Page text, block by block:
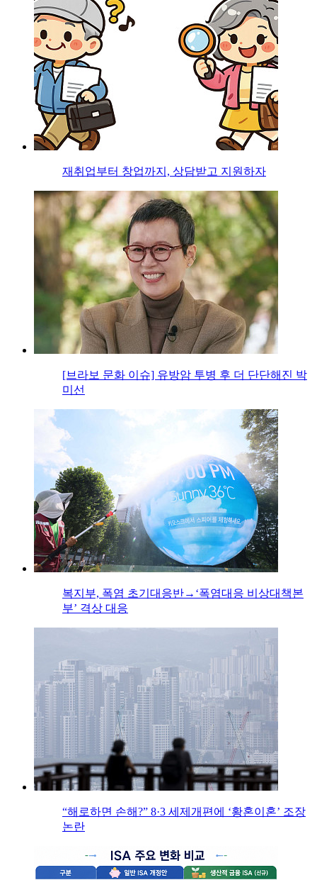
재취업부터 창업까지, 상담받고 지원하자
[브라보 문화 이슈] 유방암 투병 후 더 단단해진 박
미선
복지부, 폭염 초기대응반→‘폭염대응 비상대책본
부’ 격상 대응
“해로하면 손해?” 8·3 세제개편에 ‘황혼이혼’ 조장
논란